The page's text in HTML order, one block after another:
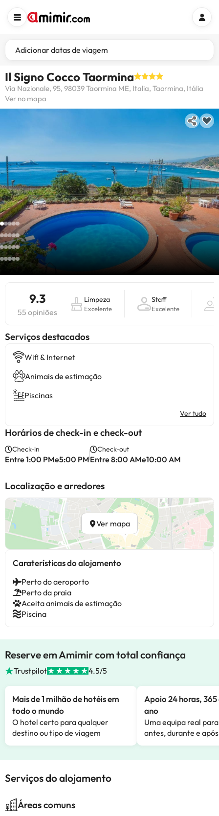
Adicionar datas de viagem
Il Signo Cocco Taormina
Via Nazionale, 95, 98039 Taormina ME, Italia, Taormina, Itália
Ver no mapa
9.3
55 opiniões
Limpeza
Excelente
Staff
Excelente
Serviços destacados
Wifi & Internet
Animais de estimação
Piscinas
Ver tudo
Horários de check-in e check-out
Check-in
Entre 1:00 PMe5:00 PM
Check-out
Entre 8:00 AMe10:00 AM
Localização e arredores
Ver mapa
Caraterísticas do alojamento
Perto do aeroporto
Perto da praia
Aceita animais de estimação
Piscina
Reserve em Amimir com total confiança
Trustpilot 4.5/5
Mais de 1 milhão de hotéis em
todo o mundo
O hotel certo para qualquer
destino ou tipo de viagem
Apoio 24 horas,
ano
Uma equipa real
antes, durante e
Serviços do alojamento
Áreas comuns